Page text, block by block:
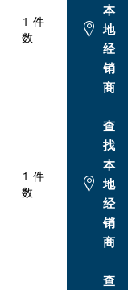
1 件
数
本
地
经
销
商
1 件
数
查
找
本
地
经
销
商
查